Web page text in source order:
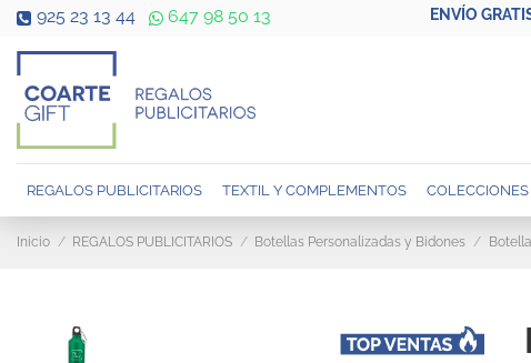
925 23 13 44 647 98 50 13 ENVÍO
REGALOS PUBLICITARIOS TEXTIL Y COMPLEMENTOS
Inicio REGALOS PUBLICITARIOS Botellas Personalizadas y Bidones